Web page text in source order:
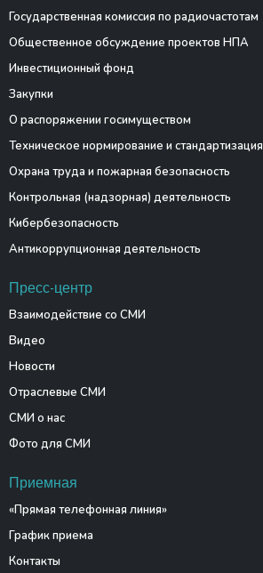
Государственная комиссия по радиочастотам
Общественное обсуждение проектов НПА
Инвестиционный фонд
Закупки
О распоряжении госимуществом
Техническое нормирование и стандартизация
Охрана труда и пожарная безопасность
Контрольная (надзорная) деятельность
Кибербезопасность
Антикоррупционная деятельность
Пресс-центр
Взаимодействие со СМИ
Видео
Новости
Отраслевые СМИ
СМИ о нас
Фото для СМИ
Приемная
«Прямая телефонная линия»
График приема
Контакты